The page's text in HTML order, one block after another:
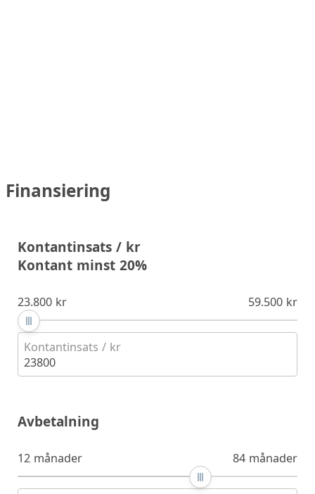
Finansiering
Kontantinsats / kr
Kontant minst 20%
23.800 kr 59.500 kr
Kontantinsats / kr
23800
Avbetalning
12 månader 84 månader